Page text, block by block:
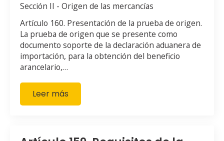
Sección II - Origen de las mercancías
Artículo 160. Presentación de la prueba de origen.
La prueba de origen que se presente como
documento soporte de la declaración aduanera de
importación, para la obtención del beneficio
arancelario,…
Leer más